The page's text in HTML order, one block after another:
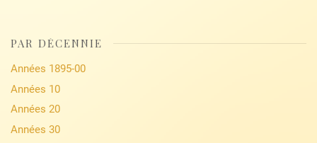
PAR DÉCENNIE
Années 1895-00
Années 10
Années 20
Années 30